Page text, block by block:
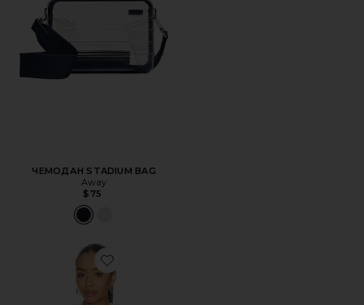
ЧЕМОДАН STADIUM BAG
Away
$75
Favorite КУРТКА AILA